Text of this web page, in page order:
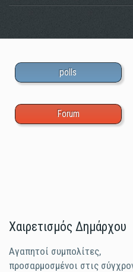
polls
Forum
Χαιρετισμός Δημάρχου
Αγαπητοί συμπολίτες,
προσαρμοσμένοι στις